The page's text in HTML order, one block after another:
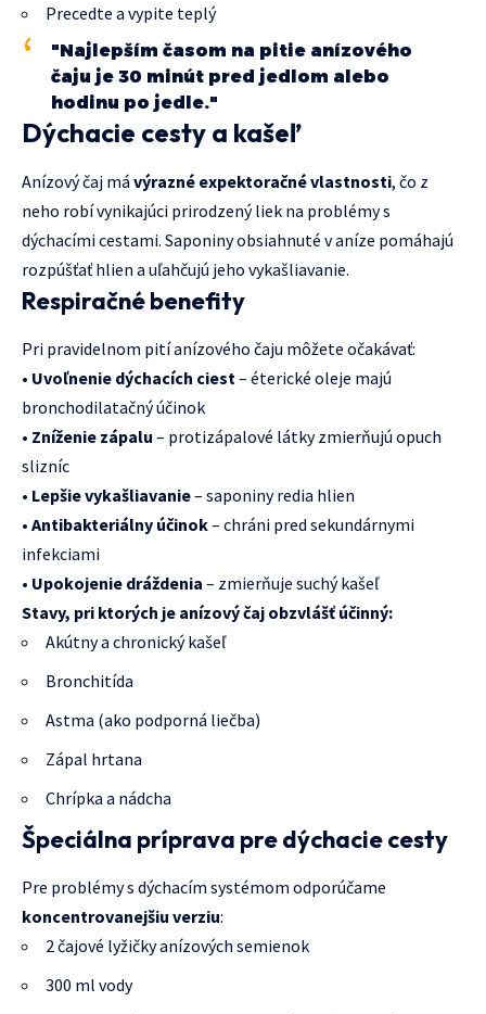
Precedte a vypite teplý
"Najlepším časom na pitie anízového
čaju je 30 minút pred jedlom alebo
hodinu po jedle."
Dýchacie cesty a kašeľ
Anízový čaj má výrazné expektoračné vlastnosti, čo z
neho robí vynikajúci prirodzený liek na problémy s
dýchacími cestami. Saponiny obsiahnuté v aníze pomáhajú
rozpúšťať hlien a uľahčujú jeho vykašliavanie.
Respiračné benefity
Pri pravidelnom pití anízového čaju môžete očakávať:
• Uvoľnenie dýchacích ciest– éterické oleje majú
bronchodilatačný účinok
• Zníženie zápalu – protizápalové látky zmierňujú opuch
slizníc
• Lepšie vykašliavanie– saponiny redia hlien
• Antibakteriálny účinok– chráni pred sekundárnymi
infekciami
• Upokojenie dráždenia – zmierňuje suchý kašeľ
Stavy, pri ktorých je anízový čaj obzvlášť účinný:
Akútny a chronický kašeľ
Bronchitída
Astma (ako podporná liečba)
Zápal hrtana
Chrípka a nádcha
Špeciálna príprava pre dýchacie cesty
Pre problémy s dýchacím systémom odporúčame
koncentrovanejšiu verziu:
2 čajové lyžičky anízových semienok
300 ml vody